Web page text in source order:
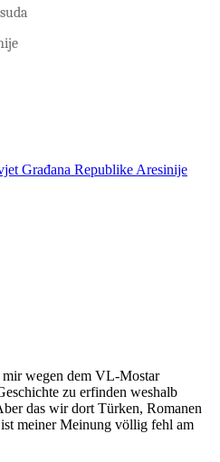
wegen dem VL-Mostar
zu erfinden weshalb
das wir dort Türken, Romanen
meiner Meinung völlig fehl am